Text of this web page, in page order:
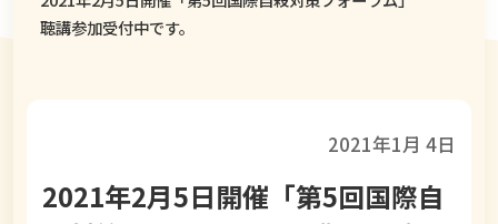
聴講参加受付中です。
2021年1月 4日
2021年2月5日開催「第5回国際自